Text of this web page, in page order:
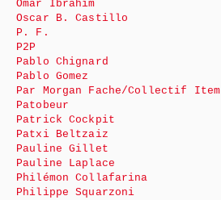
Omar Ibrahim
Oscar B. Castillo
P. F.
P2P
Pablo Chignard
Pablo Gomez
Par Morgan Fache/Collectif Item
Patobeur
Patrick Cockpit
Patxi Beltzaiz
Pauline Gillet
Pauline Laplace
Philémon Collafarina
Philippe Squarzoni